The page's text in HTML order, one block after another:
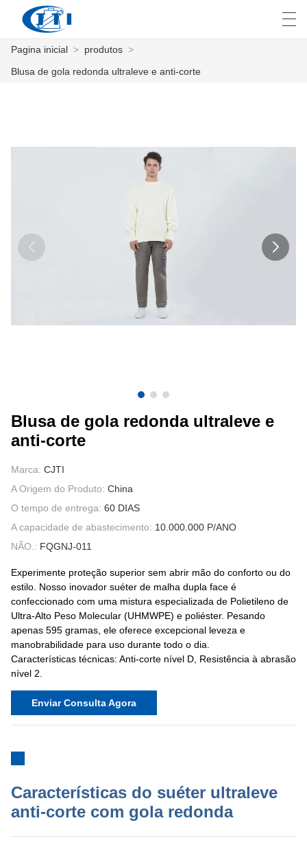
NOTÍCIA
العربية česky
Pagina inicial > produtos >
Blusa de gola redonda ultraleve e anti-corte
Blusa de gola redonda ultraleve e
anti-corte
Marca: CJTI
A Origem do Produto: China
O tempo de entrega: 60 DIAS
A capacidade de abastecimento: 10.000.000 P/ANO
NÃO.: FQGNJ-011
Experimente proteção superior sem abrir mão do conforto ou do
estilo. Nosso inovador suéter de malha dupla face é
confeccionado com uma mistura especializada de Polietileno de
Ultra-Alto Peso Molecular (UHMWPE) e poliéster. Pesando
apenas 595 gramas, ele oferece excepcional leveza e
manobrabilidade para uso durante todo o dia.
Características técnicas: Anti-corte nível D, Resistência à abrasão
nível 2.
Enviar Consulta Agora
Características do suéter ultraleve
anti-corte com gola redonda